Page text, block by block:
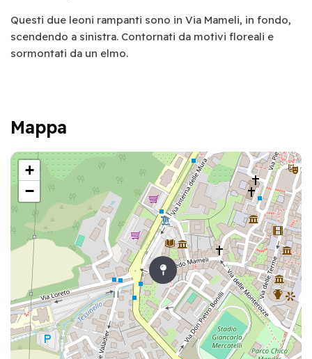
Questi due leoni rampanti sono in Via Mameli, in fondo,
scendendo a sinistra. Contornati da motivi floreali e
sormontati da un elmo.
Mappa
+
−